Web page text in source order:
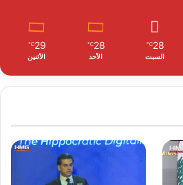
28
℃
السبت
28
℃
الأحد
29
℃
الأثنين